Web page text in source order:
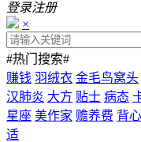
登录注册
×
#热门搜索#
赚钱 羽绒衣 金毛鸟窝头
汉肺炎 大方 贴士 病态
星座 美作家 赡养费 背心
适